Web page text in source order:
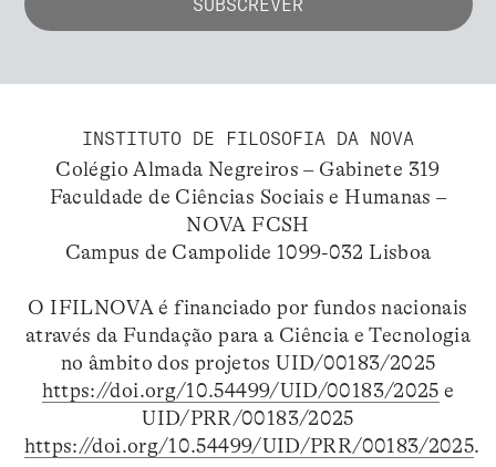
INSTITUTO DE FILOSOFIA DA NOVA
Colégio Almada Negreiros – Gabinete 319
Faculdade de Ciências Sociais e Humanas –
NOVA FCSH
Campus de Campolide 1099-032 Lisboa
O IFILNOVA é financiado por fundos nacionais
através da Fundação para a Ciência e Tecnologia
no âmbito dos projetos UID/00183/2025
https://doi.org/10.54499/UID/00183/2025 e
UID/PRR/00183/2025
https://doi.org/10.54499/UID/PRR/00183/2025.